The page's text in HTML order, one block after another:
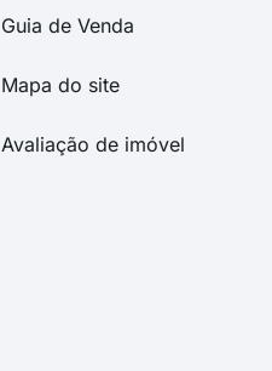
Guia de Venda
Mapa do site
Avaliação de imóvel